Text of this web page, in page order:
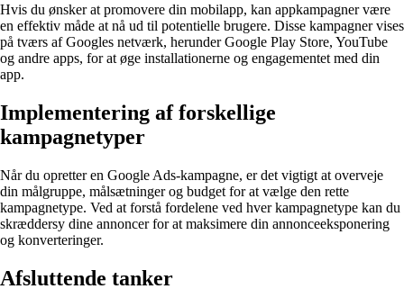
Hvis du ønsker at promovere din mobilapp, kan appkampagner være
en effektiv måde at nå ud til potentielle brugere. Disse kampagner vises
på tværs af Googles netværk, herunder Google Play Store, YouTube
og andre apps, for at øge installationerne og engagementet med din
app.
Implementering af forskellige
kampagnetyper
Når du opretter en Google Ads-kampagne, er det vigtigt at overveje
din målgruppe, målsætninger og budget for at vælge den rette
kampagnetype. Ved at forstå fordelene ved hver kampagnetype kan du
skræddersy dine annoncer for at maksimere din annonceeksponering
og konverteringer.
Afsluttende tanker